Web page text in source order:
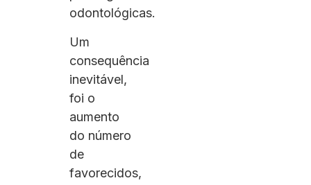
odontológicas.
Um
consequência
inevitável,
foi o
aumento
do número
de
favorecidos,